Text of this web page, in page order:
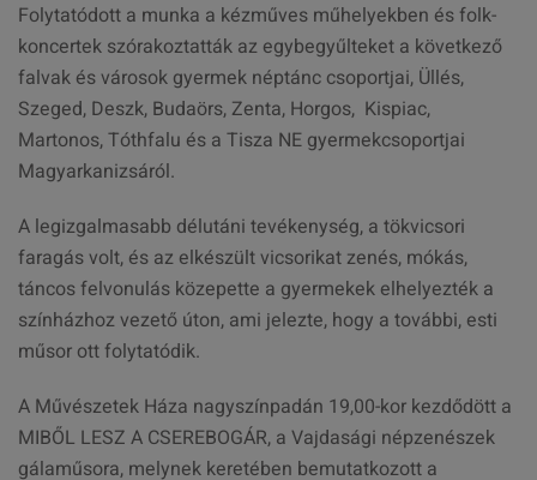
Folytatódott a munka a kézműves műhelyekben és folk-
koncertek szórakoztatták az egybegyűlteket a következő
falvak és városok gyermek néptánc csoportjai, Üllés,
Szeged, Deszk, Budaörs, Zenta, Horgos, Kispiac,
Martonos, Tóthfalu és a Tisza NE gyermekcsoportjai
Magyarkanizsáról.
A legizgalmasabb délutáni tevékenység, a tökvicsori
faragás volt, és az elkészült vicsorikat zenés, mókás,
táncos felvonulás közepette a gyermekek elhelyezték a
színházhoz vezető úton, ami jelezte, hogy a további, esti
műsor ott folytatódik.
A Művészetek Háza nagyszínpadán 19,00-kor kezdődött a
MIBŐL LESZ A CSEREBOGÁR, a Vajdasági népzenészek
gálaműsora, melynek keretében bemutatkozott a